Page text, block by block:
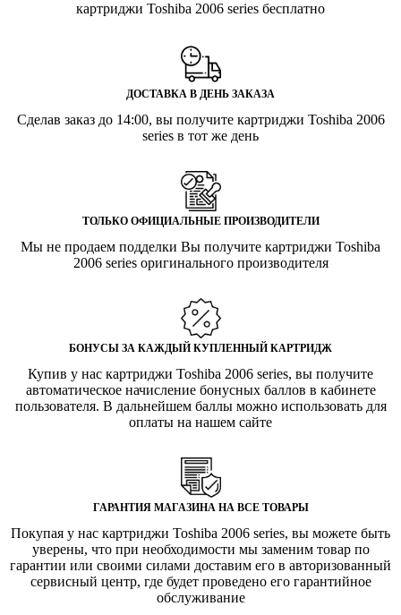
картриджи Toshiba 2006 series бесплатно
ДОСТАВКА В ДЕНЬ ЗАКАЗА
Сделав заказ до 14:00, вы получите картриджи Toshiba 2006
series в тот же день
ТОЛЬКО ОФИЦИАЛЬНЫЕ ПРОИЗВОДИТЕЛИ
Мы не продаем подделки Вы получите картриджи Toshiba
2006 series оригинального производителя
БОНУСЫ ЗА КАЖДЫЙ КУПЛЕННЫЙ КАРТРИДЖ
Купив у нас картриджи Toshiba 2006 series, вы получите
автоматическое начисление бонусных баллов в кабинете
пользователя. В дальнейшем баллы можно использовать для
оплаты на нашем сайте
ГАРАНТИЯ МАГАЗИНА НА ВСЕ ТОВАРЫ
Покупая у нас картриджи Toshiba 2006 series, вы можете быть
уверены, что при необходимости мы заменим товар по
гарантии или своими силами доставим его в авторизованный
сервисный центр, где будет проведено его гарантийное
обслуживание